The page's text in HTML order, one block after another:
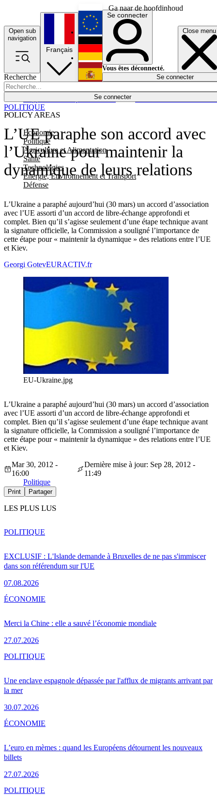
Ga naar de hoofdinhoud
Open sub
navigation
Close menu
Recherche
Se connecter
POLICY AREAS
Economie
Politique
Agriculture et Alimentation
Santé
Technologies
Energie, Environnement et Transport
Défense
Économie
Français
English
Deutsch
Español
Se connecter
Vous êtes déconnecté.
Se connecter
L’UE paraphe son accord avec
l’Ukraine pour maintenir la
dynamique de leurs relations
L’Ukraine a paraphé aujourd’hui (30 mars) un accord d’association
avec l’UE assorti d’un accord de libre-échange approfondi et
complet. Bien qu’il s’agisse seulement d’une étape technique avant
la signature officielle, la Commission a souligné l’importance de
cette étape pour « maintenir la dynamique » des relations entre l’UE
et Kiev.
POLITIQUE
Georgi GotevEURACTIV.fr
EU-Ukraine.jpg
L’Ukraine a paraphé aujourd’hui (30 mars) un accord d’association
avec l’UE assorti d’un accord de libre-échange approfondi et
complet. Bien qu’il s’agisse seulement d’une étape technique avant
la signature officielle, la Commission a souligné l’importance de
cette étape pour « maintenir la dynamique » des relations entre l’UE
et Kiev.
Mar 30, 2012 -
16:00
Dernière mise à jour: Sep 28, 2012 -
11:49
Politique
Print Partager
LES PLUS LUS
EXCLUSIF : L'Islande demande à Bruxelles de ne pas s'immiscer
dans son référendum sur l'UE
07.08.2026
POLITIQUE
Merci la Chine : elle a sauvé l’économie mondiale
27.07.2026
ÉCONOMIE
Une enclave espagnole dépassée par l'afflux de migrants arrivant par
la mer
30.07.2026
POLITIQUE
L’euro en mèmes : quand les Européens détournent les nouveaux
billets
27.07.2026
ÉCONOMIE
POLITIQUE